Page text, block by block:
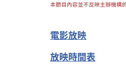
本節目內容並不反映主辦機構
電影放映
放映時間表